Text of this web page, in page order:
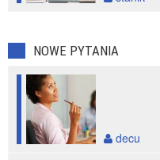
NOWE PYTANIA
decu